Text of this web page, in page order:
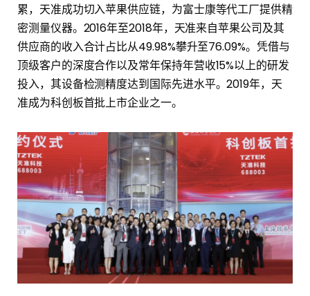
累，天准成功切入苹果供应链，为富士康等代工厂提供精
密测量仪器。2016年至2018年，天准来自苹果公司及其
供应商的收入合计占比从49.98%攀升至76.09%。凭借与
顶级客户的深度合作以及常年保持年营收15%以上的研发
投入，其设备检测精度达到国际先进水平。2019年，天
准成为科创板首批上市企业之一。